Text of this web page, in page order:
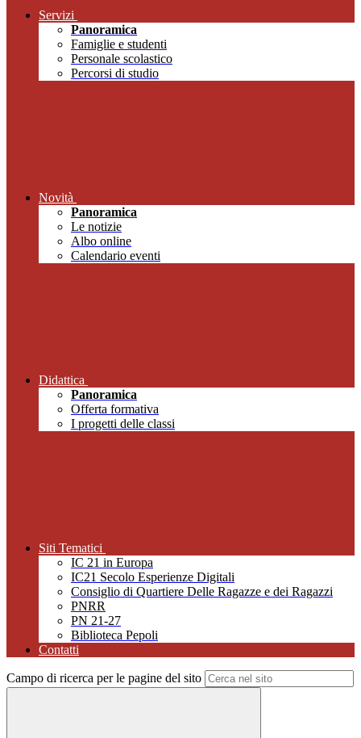
Servizi
Panoramica
Famiglie e studenti
Personale scolastico
Percorsi di studio
Novità
Panoramica
Le notizie
Albo online
Calendario eventi
Didattica
Panoramica
Offerta formativa
I progetti delle classi
Siti Tematici
IC 21 in Europa
IC21 Secolo Esperienze Digitali
Consiglio di Quartiere Delle Ragazze e dei Ragazzi
PNRR
PN 21-27
Biblioteca Pepoli
Contatti
Campo di ricerca per le pagine del sito